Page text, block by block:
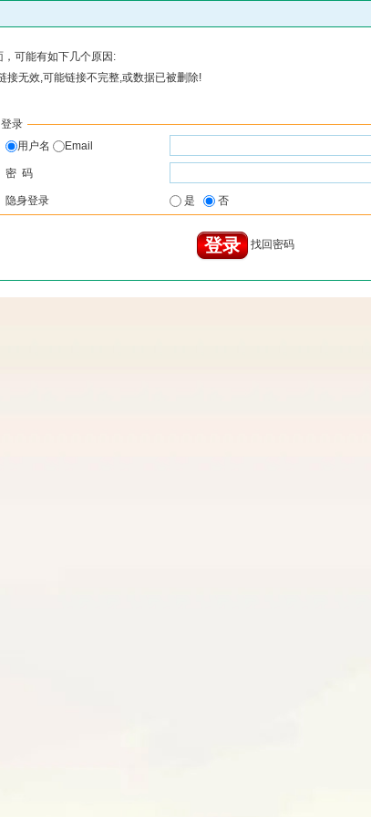
可能有如下几个原因:
接无效,可能链接不完整,或数据已被删除!
登录
用户名
Email
密 码
隐身登录 是 否
找回密码